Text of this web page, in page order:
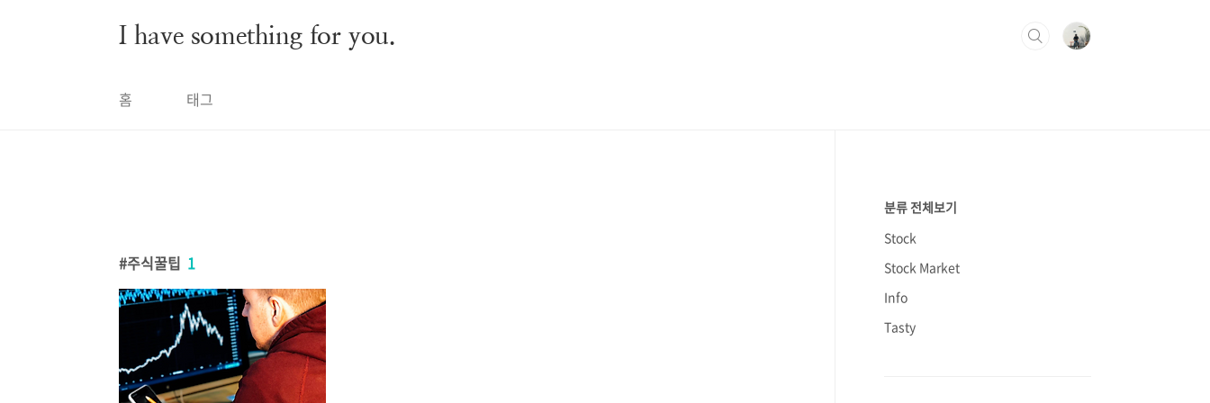
I have something for you.
홈 태그
주식꿀팁 1
분류 전체보기
Stock
Stock Market
Info
Tasty